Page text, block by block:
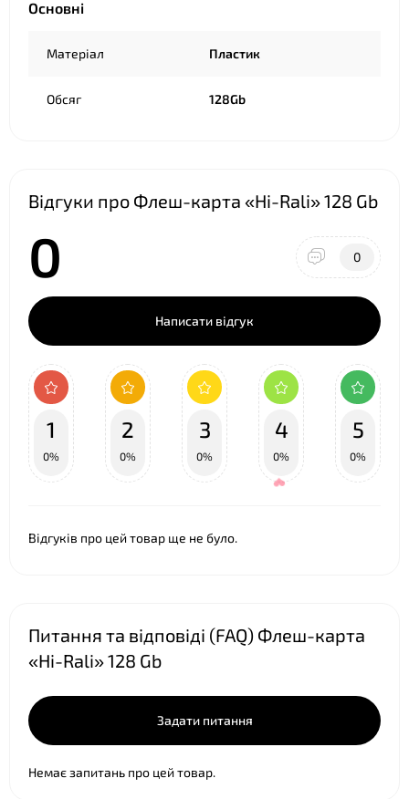
Основні
Матеріал Пластик
Обсяг 128Gb
Відгуки про Флеш-карта «Hi-Rali» 128 Gb
0 0
Написати відгук
1
0%
2
0%
3
0%
4
0%
5
0%
Відгуків про цей товар ще не було.
Питання та відповіді (FAQ) Флеш-карта
«Hi-Rali» 128 Gb
Задати питання
Немає запитань про цей товар.